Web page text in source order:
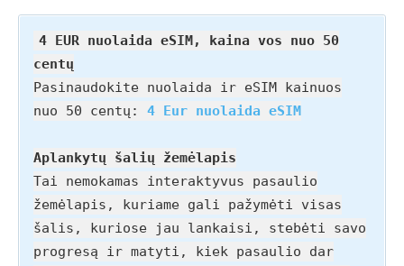
4 EUR nuolaida eSIM, kaina vos nuo 50
centų
Pasinaudokite nuolaida ir eSIM kainuos
nuo 50 centų: 4 Eur nuolaida eSIM
Aplankytų šalių žemėlapis
Tai nemokamas interaktyvus pasaulio
žemėlapis, kuriame gali pažymėti visas
šalis, kuriose jau lankaisi, stebėti savo
progresą ir matyti, kiek pasaulio dar